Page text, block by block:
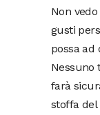
Non
gusti
possa ad
Nessuno
farà
stoffa del